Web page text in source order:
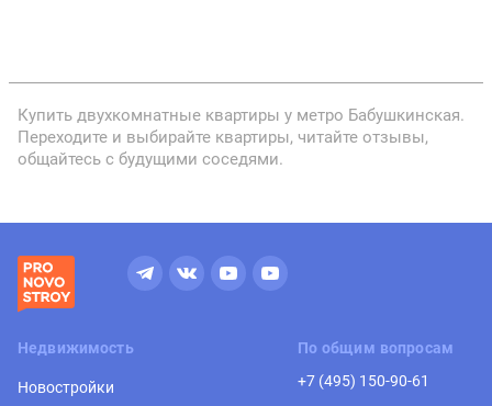
Купить двухкомнатные квартиры у метро Бабушкинская.
Переходите и выбирайте квартиры, читайте отзывы,
общайтесь с будущими соседями.
Недвижимость
Новостройки
По общим вопросам
+7 (495) 150-90-61